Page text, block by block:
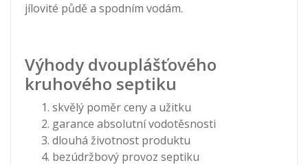
jílovité půdě a spodním vodám.
Výhody dvouplášťového
kruhového septiku
skvělý poměr ceny a užitku
garance absolutní vodotěsnosti
dlouhá životnost produktu
bezúdržbový provoz septiku